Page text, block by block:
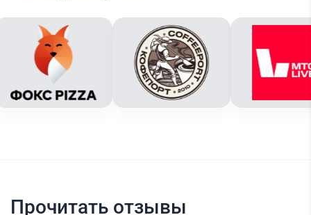
Прочитать отзывы